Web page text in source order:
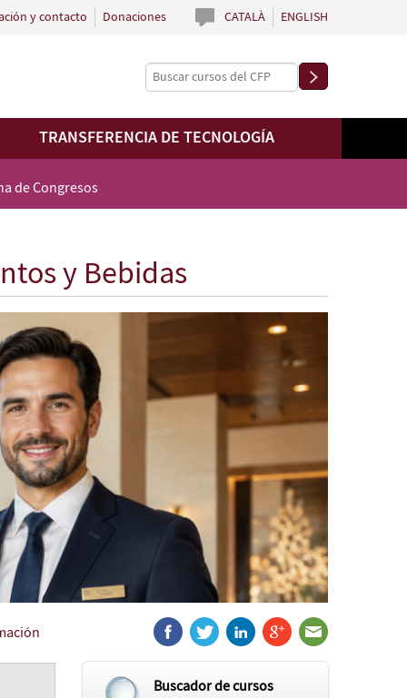
CATALÀ ENGLISH
y contacto Donaciones
TRANSFERENCIA DE TECNOLOGÍA
de Congresos
y Bebidas
Buscador de cursos